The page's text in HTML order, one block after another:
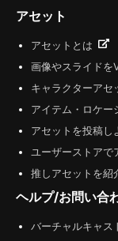
アセット
アセットとは
画像やスライドを
キャラクターアセ
アイテム・ロケー
アセットを投稿し
ユーザーストアで
推しアセットを紹
ヘルプ/お問い合
バーチャルキャス